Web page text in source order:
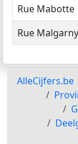
Rue Mabotte
Rue Malgarny
AlleCijfers.be